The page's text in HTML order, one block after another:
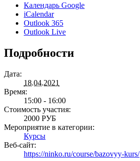
Календарь Google
iCalendar
Outlook 365
Outlook Live
Подробности
Дата:
18.04.2021
Время:
15:00 - 16:00
Стоимость участия:
2000 РУБ
Мероприятие в категории:
Курсы
Веб-сайт:
https://ninko.ru/course/bazovyy-kurs/